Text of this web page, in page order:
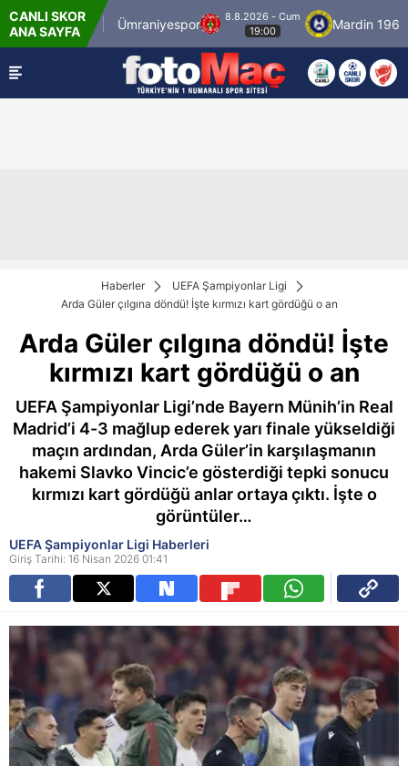
CANLI SKOR
ANA SAYFA
Ümraniyespor
8.8.2026 - Cum
19:00
Mardin 1969
Haberler
UEFA Şampiyonlar Ligi
Arda Güler çılgına döndü! İşte kırmızı kart gördüğü o an
Arda Güler çılgına döndü! İşte
kırmızı kart gördüğü o an
UEFA Şampiyonlar Ligi’nde Bayern Münih’in Real
Madrid’i 4-3 mağlup ederek yarı finale yükseldiği
maçın ardından, Arda Güler’in karşılaşmanın
hakemi Slavko Vincic’e gösterdiği tepki sonucu
kırmızı kart gördüğü anlar ortaya çıktı. İşte o
görüntüler…
UEFA Şampiyonlar Ligi Haberleri
Giriş Tarihi: 16 Nisan 2026 01:41